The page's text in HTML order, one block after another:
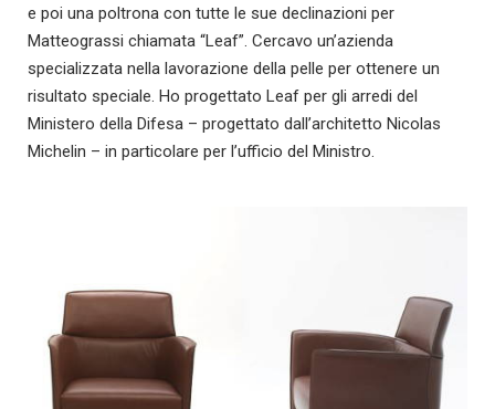
e poi una poltrona con tutte le sue declinazioni per
Matteograssi chiamata “Leaf”. Cercavo un’azienda
specializzata nella lavorazione della pelle per ottenere un
risultato speciale. Ho progettato Leaf per gli arredi del
Ministero della Difesa – progettato dall’architetto Nicolas
Michelin – in particolare per l’ufficio del Ministro.